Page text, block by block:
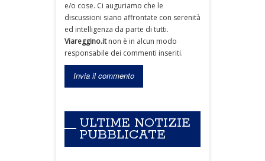
e/o cose. Ci auguriamo che le
discussioni siano affrontate con serenità
ed intelligenza da parte di tutti.
Viareggino.itnon è in alcun modo
responsabile dei commenti inseriti.
ULTIME NOTIZIE
PUBBLICATE